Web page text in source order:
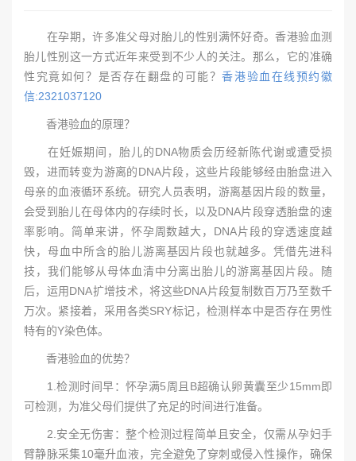
在孕期，许多准父母对胎儿的性别满怀好奇。香港验血测
胎儿性别这一方式近年来受到不少人的关注。那么，它的准确
性究竟如何？是否存在翻盘的可能？香港验血在线预约徽
信:2321037120
香港验血的原理？
在妊娠期间，胎儿的DNA物质会历经新陈代谢或遭受损
毁，进而转变为游离的DNA片段，这些片段能够经由胎盘进入
母亲的血液循环系统。研究人员表明，游离基因片段的数量，
会受到胎儿在母体内的存续时长，以及DNA片段穿透胎盘的速
率影响。简单来讲，怀孕周数越大，DNA片段的穿透速度越
快，母血中所含的胎儿游离基因片段也就越多。凭借先进科
技，我们能够从母体血清中分离出胎儿的游离基因片段。随
后，运用DNA扩增技术，将这些DNA片段复制数百万乃至数千
万次。紧接着，采用各类SRY标记，检测样本中是否存在男性
特有的Y染色体。
香港验血的优势？
1.检测时间早：怀孕满5周且B超确认卵黄囊至少15mm即
可检测，为准父母们提供了充足的时间进行准备。
2.安全无伤害：整个检测过程简单且安全，仅需从孕妇手
臂静脉采集10毫升血液，完全避免了穿刺或侵入性操作，确保